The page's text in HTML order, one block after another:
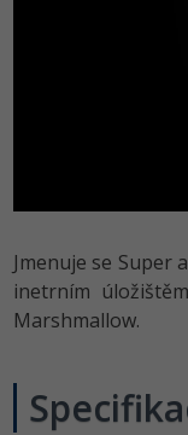
Jmenuje se Super
inetrním
Marshmallow.